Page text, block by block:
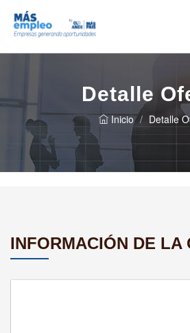
Detalle
Inicio Detalle
INFORMACIÓN DE LA